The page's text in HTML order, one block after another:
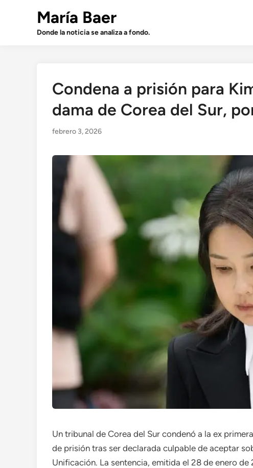
María Baer
Donde la noticia se analiza a fondo.
Condena a prisión para
dama de Corea del Sur,
febrero 3, 2026
Un tribunal de Corea del Sur condenó a la ex
de prisión tras ser declarada culpable de aceptar
Unificación. La sentencia, emitida el 28 de enero